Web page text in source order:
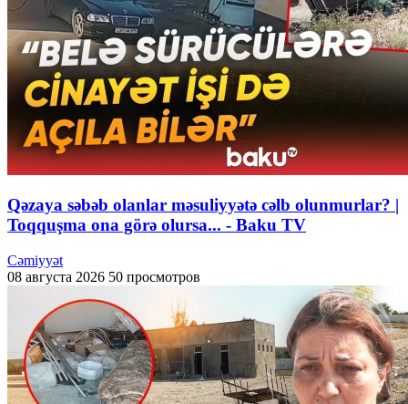
Qəzaya səbəb olanlar məsuliyyətə cəlb olunmurlar? |
Toqquşma ona görə olursa... - Baku TV
Cəmiyyət
08 августа 2026 50 просмотров